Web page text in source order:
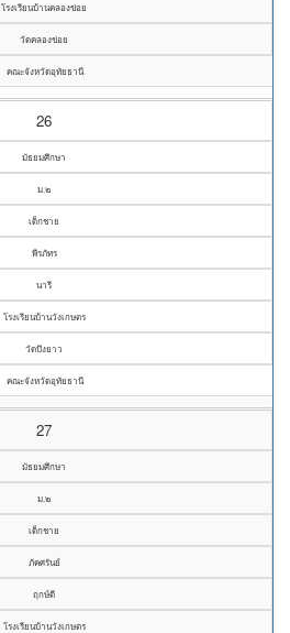
โรงเรียนบ้านคลองข่อย
วัดคลองข่อย
คณะจังหวัดอุทัยธานี
26
มัธยมศึกษา
ม.๒
เด็กชาย
พีรภัทร
นารี
โรงเรียนบ้านวังเกษตร
วัดบึงยาว
คณะจังหวัดอุทัยธานี
27
มัธยมศึกษา
ม.๒
เด็กชาย
ภัคศรันย์
ฤกษ์ดี
โรงเรียนบ้านวังเกษตร